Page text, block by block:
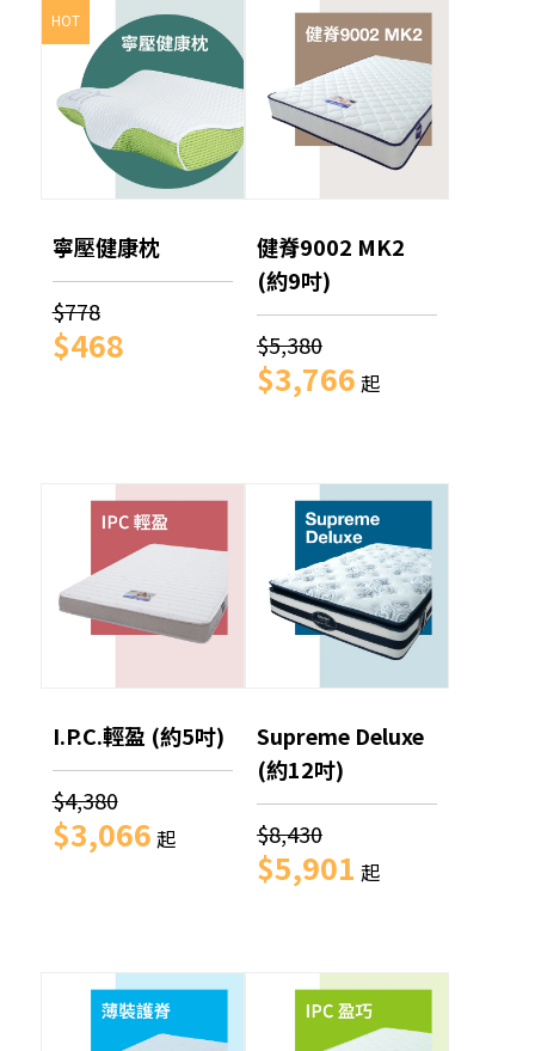
HOT
寧壓健康枕
$778
$468
健脊9002 MK2
(約9吋)
$5,380
$3,766 起
I.P.C.輕盈 (約5吋)
$4,380
$3,066 起
Supreme Deluxe
(約12吋)
$8,430
$5,901 起